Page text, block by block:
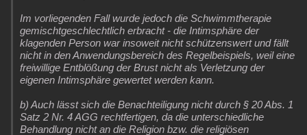
Im vorliegenden Fall wurde jedoch die Schwimmtherapie
gemischtgeschlechtlich erbracht - die Intimsphäre der
klagenden Person war insoweit nicht schützenswert und fällt
nicht in den Anwendungsbereich des Regelbeispiels, weil eine
freiwillige Entblößung der Brust nicht als Verletzung der
eigenen Intimsphäre gewertet werden kann.
b) Auch lässt sich die Benachteiligung nicht durch § 20 Abs. 1
Satz 2 Nr. 4 AGG rechtfertigen, da die unterschiedliche
Behandlung nicht an die Religion bzw. die religiösen